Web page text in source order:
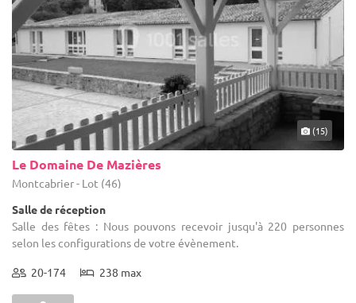
(15)
Le Domaine De Mazières
Montcabrier - Lot (46)
Salle de réception
Salle des fêtes : Nous pouvons recevoir jusqu'à 220 personnes
selon les configurations de votre évènement.
20-174 238 max